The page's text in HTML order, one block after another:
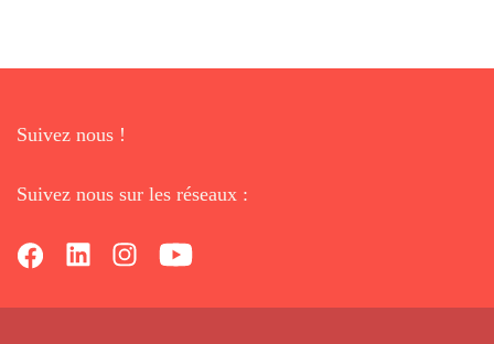
Suivez nous !
Suivez nous sur les réseaux :